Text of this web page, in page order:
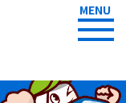
MENU